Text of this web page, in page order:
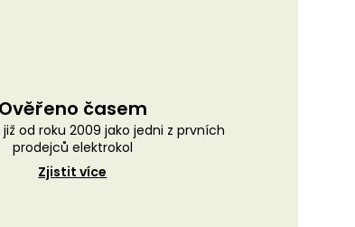
Ověřeno časem
od roku 2009 jako jedni z prvních
prodejců elektrokol
Zjistit více